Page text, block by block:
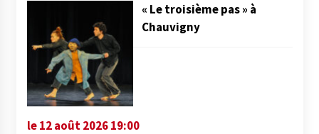
« Le troisième pas » à
Chauvigny
le 12 août 2026 19:00